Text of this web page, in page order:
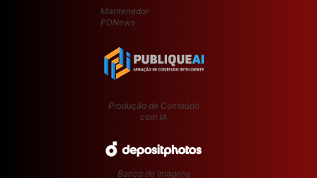
Mantenedor
PDNews
Produção de Conteúdo
com IA
Banco de Imagens